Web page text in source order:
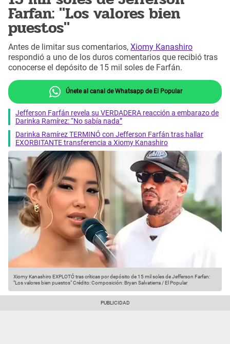
Farfan: "Los valores bien
puestos"
Antes de limitar sus comentarios, Xiomy Kanashiro
respondió a uno de los duros comentarios que recibió tras
conocerse el depósito de 15 mil soles de Farfán.
Únete al canal de Whatsapp de El Popular
Jefferson Farfán revela su VERDADERA reacción a embarazo de
Darinka Ramírez: “No sabía nada”
Darinka Ramírez TERMINÓ con Jefferson Farfán tras hallar
EXORBITANTE transferencia a Xiomy Kanashiro
Xiomy Kanashiro EXPLOTÓ tras críticas por depósito de 15 mil soles de Jefferson Farfan:
"Los valores bien puestos"Crédito: Composición: Bryan Salvatierra / El Popular